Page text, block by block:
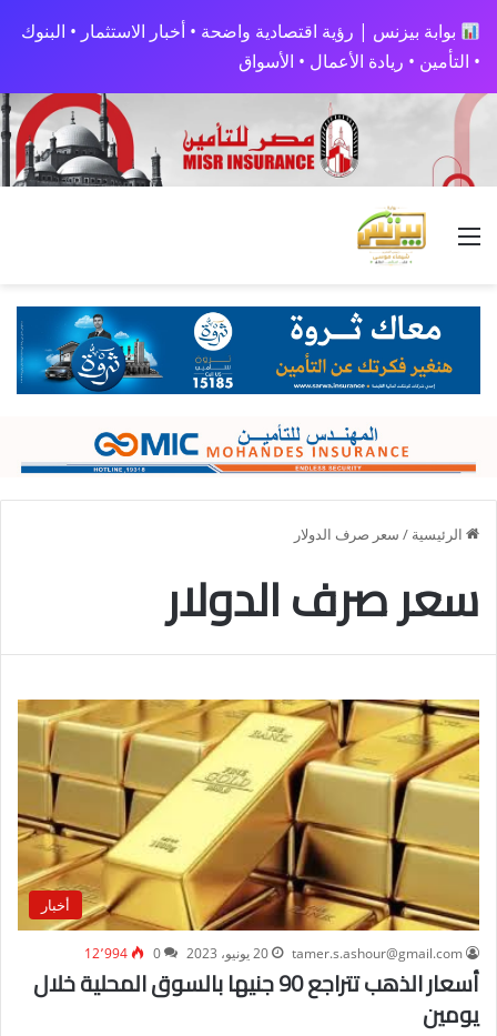
بوابة بيزنس | رؤية اقتصادية واضحة • أخبار الاستثمار • البنوك
• التأمين • ريادة الأعمال • الأسواق
القائمة
الرئيسية / سعر صرف الدولار
سعر صرف الدولار
أخبار
tamer.s.ashour@gmail.com 20 يونيو، 2023 0 12٬994
أسعار الذهب تتراجع 90 جنيها بالسوق المحلية خلال
يومين